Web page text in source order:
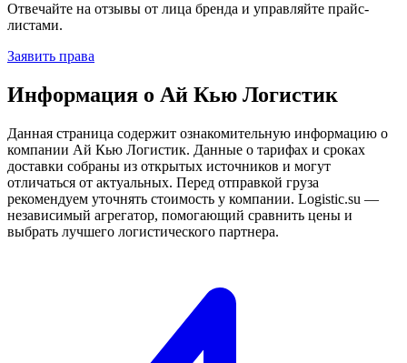
Отвечайте на отзывы от лица бренда и управляйте прайс-
листами.
Заявить права
Информация о Ай Кью Логистик
Данная страница содержит ознакомительную информацию о
компании Ай Кью Логистик. Данные о тарифах и сроках
доставки собраны из открытых источников и могут
отличаться от актуальных. Перед отправкой груза
рекомендуем уточнять стоимость у компании. Logistic.su —
независимый агрегатор, помогающий сравнить цены и
выбрать лучшего логистического партнера.